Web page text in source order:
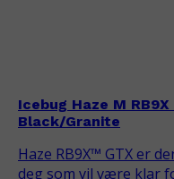
Icebug Haze M
Black/Granite
Haze RB9X™ GTX er
deg som vil være klar